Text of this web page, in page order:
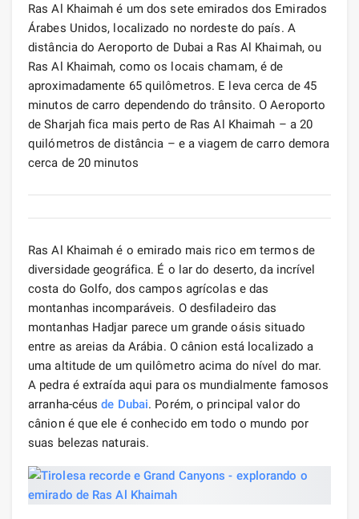
Ras Al Khaimah é um dos sete emirados dos Emirados
Árabes Unidos, localizado no nordeste do país. A
distância do Aeroporto de Dubai a Ras Al Khaimah, ou
Ras Al Khaimah, como os locais chamam, é de
aproximadamente 65 quilômetros. E leva cerca de 45
minutos de carro dependendo do trânsito. O Aeroporto
de Sharjah fica mais perto de Ras Al Khaimah – a 20
quilómetros de distância – e a viagem de carro demora
cerca de 20 minutos
Ras Al Khaimah é o emirado mais rico em termos de
diversidade geográfica. É o lar do deserto, da incrível
costa do Golfo, dos campos agrícolas e das
montanhas incomparáveis. O desfiladeiro das
montanhas Hadjar parece um grande oásis situado
entre as areias da Arábia. O cânion está localizado a
uma altitude de um quilômetro acima do nível do mar.
A pedra é extraída aqui para os mundialmente famosos
arranha-céusde Dubai. Porém, o principal valor do
cânion é que ele é conhecido em todo o mundo por
suas belezas naturais.